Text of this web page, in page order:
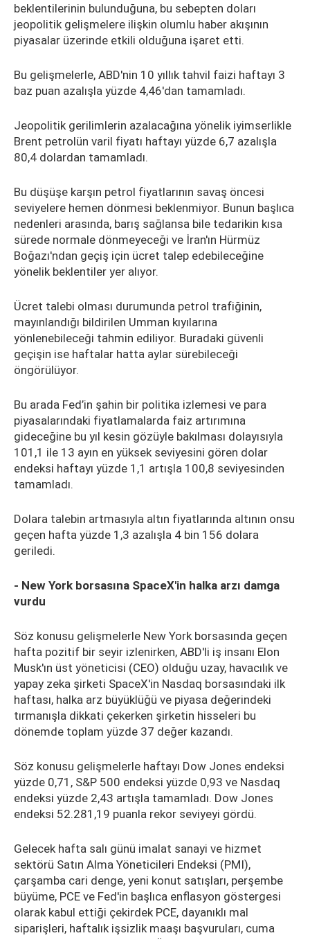
beklentilerinin bulunduğuna, bu sebepten doları
jeopolitik gelişmelere ilişkin olumlu haber akışının
piyasalar üzerinde etkili olduğuna işaret etti.
Bu gelişmelerle, ABD'nin 10 yıllık tahvil faizi haftayı 3
baz puan azalışla yüzde 4,46'dan tamamladı.
Jeopolitik gerilimlerin azalacağına yönelik iyimserlikle
Brent petrolün varil fiyatı haftayı yüzde 6,7 azalışla
80,4 dolardan tamamladı.
Bu düşüşe karşın petrol fiyatlarının savaş öncesi
seviyelere hemen dönmesi beklenmiyor. Bunun başlıca
nedenleri arasında, barış sağlansa bile tedarikin kısa
sürede normale dönmeyeceği ve İran'ın Hürmüz
Boğazı'ndan geçiş için ücret talep edebileceğine
yönelik beklentiler yer alıyor.
Ücret talebi olması durumunda petrol trafiğinin,
mayınlandığı bildirilen Umman kıyılarına
yönlenebileceği tahmin ediliyor. Buradaki güvenli
geçişin ise haftalar hatta aylar sürebileceği
öngörülüyor.
Bu arada Fed’in şahin bir politika izlemesi ve para
piyasalarındaki fiyatlamalarda faiz artırımına
gideceğine bu yıl kesin gözüyle bakılması dolayısıyla
101,1 ile 13 ayın en yüksek seviyesini gören dolar
endeksi haftayı yüzde 1,1 artışla 100,8 seviyesinden
tamamladı.
Dolara talebin artmasıyla altın fiyatlarında altının onsu
geçen hafta yüzde 1,3 azalışla 4 bin 156 dolara
geriledi.
- New York borsasına SpaceX'in halka arzı damga
vurdu
Söz konusu gelişmelerle New York borsasında geçen
hafta pozitif bir seyir izlenirken, ABD'li iş insanı Elon
Musk'ın üst yöneticisi (CEO) olduğu uzay, havacılık ve
yapay zeka şirketi SpaceX'in Nasdaq borsasındaki ilk
haftası, halka arz büyüklüğü ve piyasa değerindeki
tırmanışla dikkati çekerken şirketin hisseleri bu
dönemde toplam yüzde 37 değer kazandı.
Söz konusu gelişmelerle haftayı Dow Jones endeksi
yüzde 0,71, S&P 500 endeksi yüzde 0,93 ve Nasdaq
endeksi yüzde 2,43 artışla tamamladı. Dow Jones
endeksi 52.281,19 puanla rekor seviyeyi gördü.
Gelecek hafta salı günü imalat sanayi ve hizmet
sektörü Satın Alma Yöneticileri Endeksi (PMI),
çarşamba cari denge, yeni konut satışları, perşembe
büyüme, PCE ve Fed'in başlıca enflasyon göstergesi
olarak kabul ettiği çekirdek PCE, dayanıklı mal
siparişleri, haftalık işsizlik maaşı başvuruları, cuma